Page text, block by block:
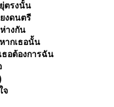
ตรงนั้น
งดนตรี
างกัน
ากเธอนั้น
อต้องการฉัน
จ